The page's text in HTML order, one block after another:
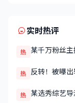
实时热评
热 某千万粉丝
热 反转！被曝
热 某选秀综艺